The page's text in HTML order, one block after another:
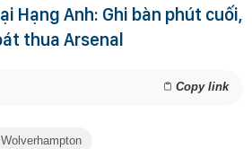
Hạng Anh: Ghi bàn phút cuối,
thua Arsenal
Copy link